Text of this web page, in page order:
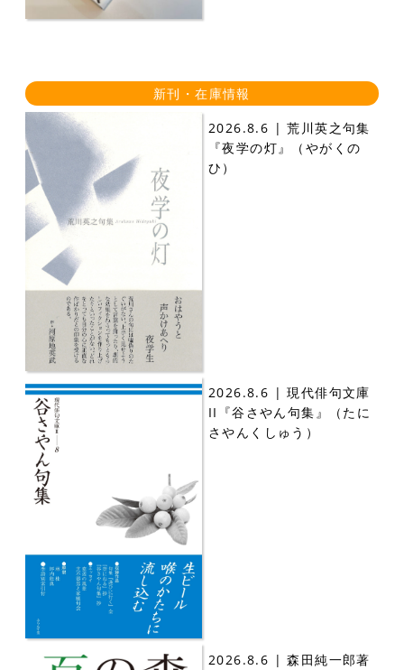
新刊・在庫情報
2026.8.6 | 荒川英之句集
『夜学の灯』（やがくの
ひ）
2026.8.6 | 現代俳句文庫
II『谷さやん句集』（たに
さやんくしゅう）
2026.8.6 | 森田純一郎著